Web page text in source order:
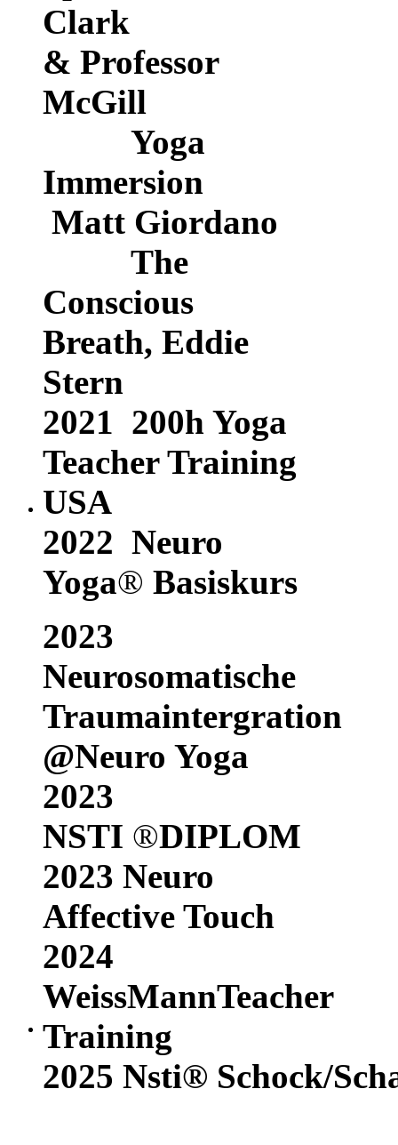
Clark
& Professor
McGill
Yoga
Immersion
Matt Giordano
The
Conscious
Breath, Eddie
Stern
2021 200h Yoga
Teacher Training
USA
2022 Neuro
Yoga® Basiskurs
2023
Neurosomatische
Traumaintergration
@Neuro Yoga
2023
NSTI ®DIPLOM
2023 Neuro
Affective Touch
2024
WeissMannTeacher
Training
2025 Nsti® Schock/